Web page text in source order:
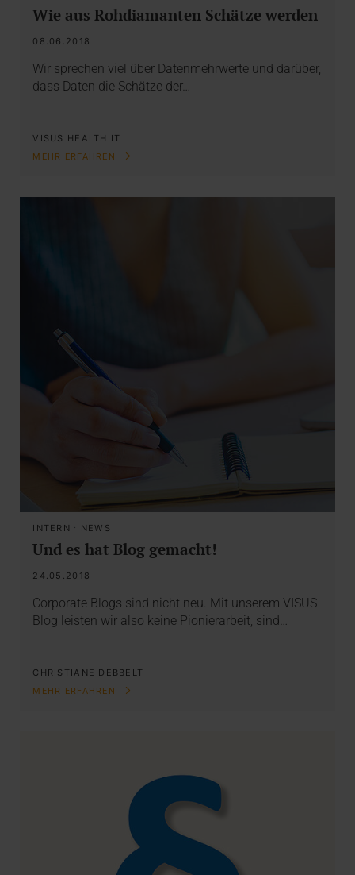
Wie aus Rohdiamanten Schätze werden
08.06.2018
Wir sprechen viel über Datenmehrwerte und darüber,
dass Daten die Schätze der…
VISUS HEALTH IT
MEHR ERFAHREN
INTERN · NEWS
Und es hat Blog gemacht!
24.05.2018
Corporate Blogs sind nicht neu. Mit unserem VISUS
Blog leisten wir also keine Pionierarbeit, sind…
CHRISTIANE DEBBELT
MEHR ERFAHREN